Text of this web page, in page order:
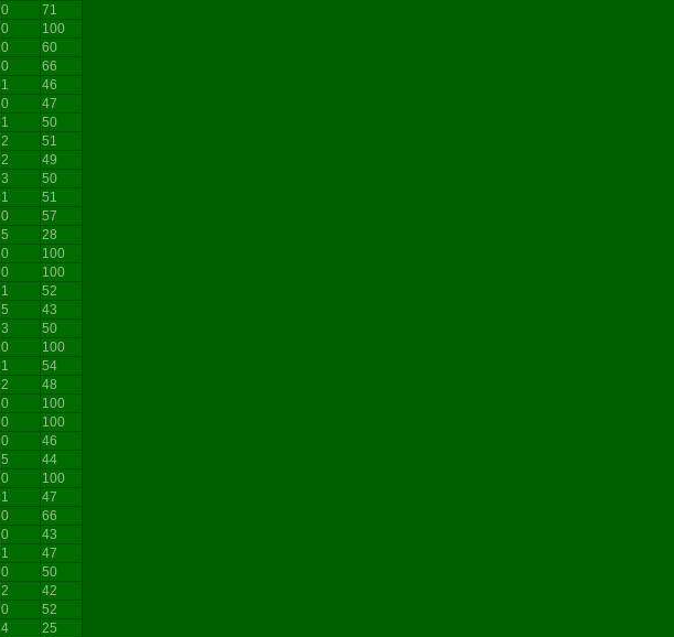
0
71
0
100
0
60
0
66
1
46
0
47
1
50
2
51
2
49
3
50
1
51
0
57
5
28
0
100
0
100
1
52
5
43
3
50
0
100
1
54
2
48
0
100
0
100
0
46
5
44
0
100
1
47
0
66
0
43
1
47
0
50
2
42
0
52
4
25